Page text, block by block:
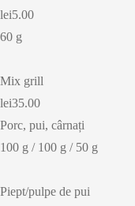
lei5.00
60 g
Mix grill
lei35.00
Porc, pui, cârnați
100 g / 100 g / 50 g
Piept/pulpe de pui